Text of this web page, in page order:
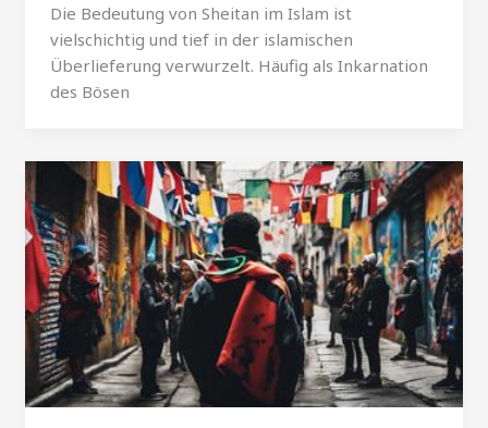
Die Bedeutung von Sheitan im Islam ist
vielschichtig und tief in der islamischen
Überlieferung verwurzelt. Häufig als Inkarnation
des Bösen